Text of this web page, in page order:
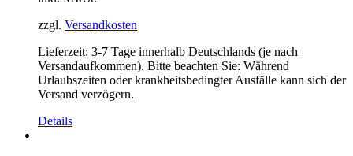
zzgl. Versandkosten
Lieferzeit: 3-7 Tage innerhalb Deutschlands (je nach
Versandaufkommen). Bitte beachten Sie: Während
Urlaubszeiten oder krankheitsbedingter Ausfälle kann sich der
Versand verzögern.
Details